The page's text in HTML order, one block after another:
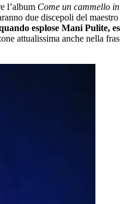
l’album Come un cammello
due discepoli del
esplose Mani Pulite,
attualissima anche nella